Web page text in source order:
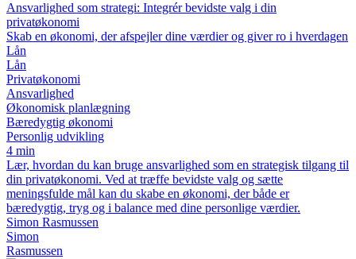
Ansvarlighed som strategi: Integrér bevidste valg i din
privatøkonomi
Skab en økonomi, der afspejler dine værdier og giver ro i hverdagen
Lån
Lån
Privatøkonomi
Ansvarlighed
Økonomisk planlægning
Bæredygtig økonomi
Personlig udvikling
4 min
Lær, hvordan du kan bruge ansvarlighed som en strategisk tilgang til
din privatøkonomi. Ved at træffe bevidste valg og sætte
meningsfulde mål kan du skabe en økonomi, der både er
bæredygtig, tryg og i balance med dine personlige værdier.
Simon Rasmussen
Simon
Rasmussen